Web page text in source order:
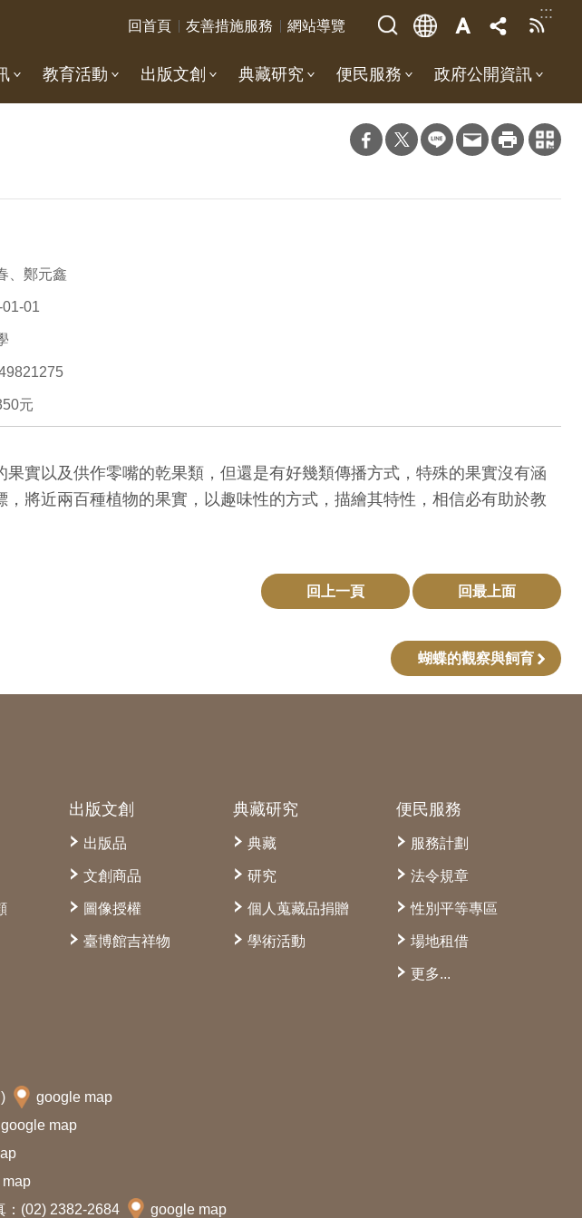
:::
回首頁 友善措施服務 網站導覽
教育活動 出版文創 典藏研究 便民服務 政府公開資訊
、鄭元鑫
01
元
實以及供作零嘴的乾果類，但還是有好幾類傳播方式，特殊的果實沒有涵
將近兩百種植物的果實，以趣味性的方式，描繪其特性，相信必有助於教
回上一頁 回最上面
蝴蝶的觀察與飼育
出版文創
出版品
文創商品
圖像授權
臺博館吉祥物
典藏研究
典藏
研究
個人蒐藏品捐贈
學術活動
便民服務
服務計劃
法令規章
性別平等專區
場地租借
更多...
google map
google map
(02) 2382-2684 google map